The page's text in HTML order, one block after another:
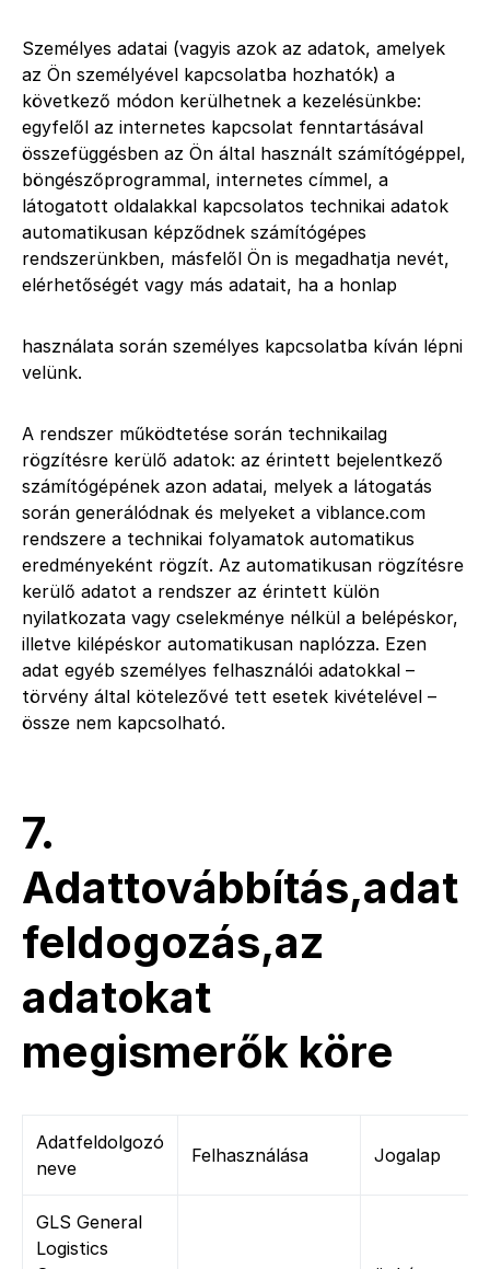
Személyes adatai (vagyis azok az adatok, amelyek
az Ön személyével kapcsolatba hozhatók) a
következő módon kerülhetnek a kezelésünkbe:
egyfelől az internetes kapcsolat fenntartásával
összefüggésben az Ön által használt számítógéppel,
böngészőprogrammal, internetes címmel, a
látogatott oldalakkal kapcsolatos technikai adatok
automatikusan képződnek számítógépes
rendszerünkben, másfelől Ön is megadhatja nevét,
elérhetőségét vagy más adatait, ha a honlap
használata során személyes kapcsolatba kíván lépni
velünk.
A rendszer működtetése során technikailag
rögzítésre kerülő adatok: az érintett bejelentkező
számítógépének azon adatai, melyek a látogatás
során generálódnak és melyeket a viblance.com
rendszere a technikai folyamatok automatikus
eredményeként rögzít. Az automatikusan rögzítésre
kerülő adatot a rendszer az érintett külön
nyilatkozata vagy cselekménye nélkül a belépéskor,
illetve kilépéskor automatikusan naplózza. Ezen
adat egyéb személyes felhasználói adatokkal –
törvény által kötelezővé tett esetek kivételével –
össze nem kapcsolható.
7.
Adattovábbítás,adat
feldogozás,az
adatokat
megismerők köre
Adatfeldolgozó
neve
Felhasználása Jogalap
GLS General
Logistics